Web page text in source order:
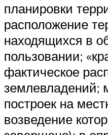
планировки
расположение
находящихся в
пользовании;
фактическое
землевладений;
построек на
возведение